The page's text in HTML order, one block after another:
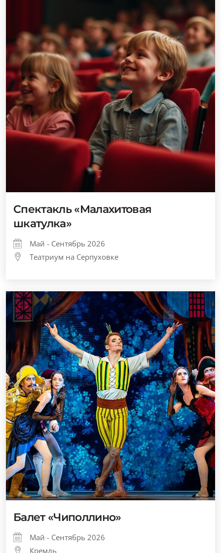
Спектакль «Малахитовая
шкатулка»
Май - Сентябрь 2026
Театриум на Серпуховке
Балет «Чиполлино»
Май - Сентябрь 2026
Кремль